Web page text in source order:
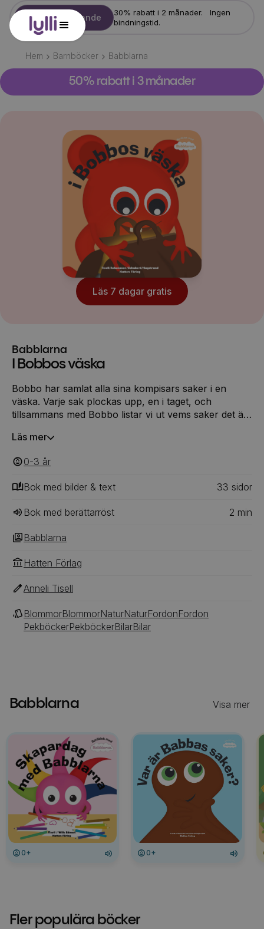
Starta erbjudande
30% rabatt i 2 månader. Ingen
bindningstid.
Hem Barnböcker Babblarna
50% rabatt i 3 månader
Läs 7 dagar gratis
Babblarna
I Bobbos väska
Bobbo har samlat alla sina kompisars saker i en
väska. Varje sak plockas upp, en i taget, och
tillsammans med Bobbo listar vi ut vems saker det är.
Läs mer
0-3 ‎‎ år
Bok med bilder & text 33 ‎‎ sidor
Bok med berättarröst 2 min
Babblarna
Hatten Förlag
Anneli Tisell
BlommorBlommorNaturNaturFordonFordon
PekböckerPekböckerBilarBilar
Babblarna Visa mer
0+ 0+
Fler populära böcker